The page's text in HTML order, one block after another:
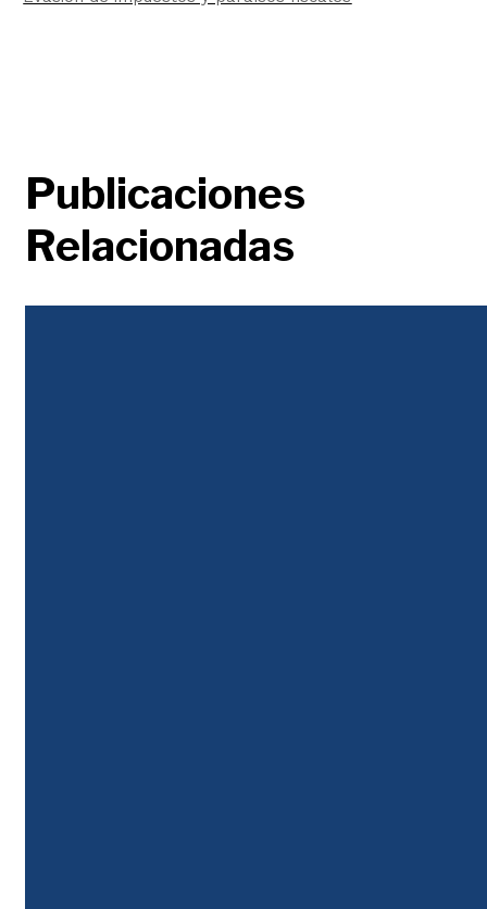
Publicaciones
Relacionadas